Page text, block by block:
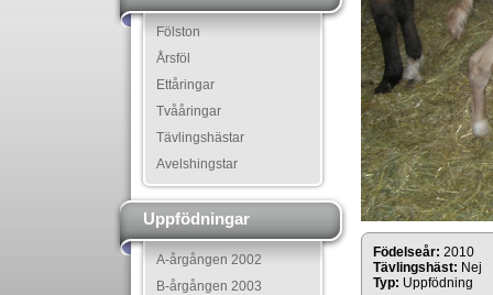
Fölston
Årsföl
Ettåringar
Tvååringar
Tävlingshästar
Avelshingstar
Uppfödningar
A-årgången 2002
B-årgången 2003
Födelseår: 2010
Tävlingshäst: Nej
Typ: Uppfödning